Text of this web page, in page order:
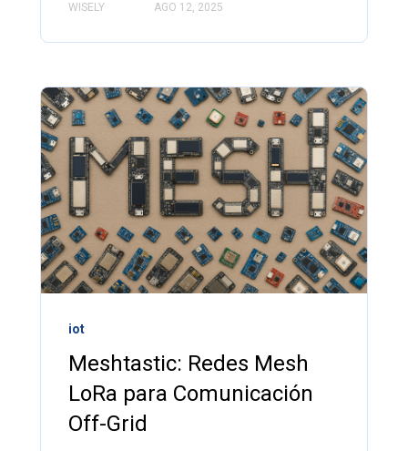
WISELY AGO 12, 2025
iot
Meshtastic: Redes Mesh
LoRa para Comunicación
Off-Grid